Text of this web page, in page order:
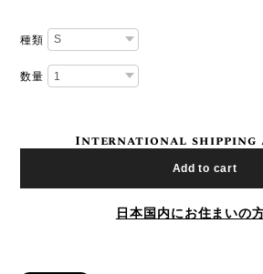
種類
数量
International shipping
Add to cart
日本国内にお住まいの